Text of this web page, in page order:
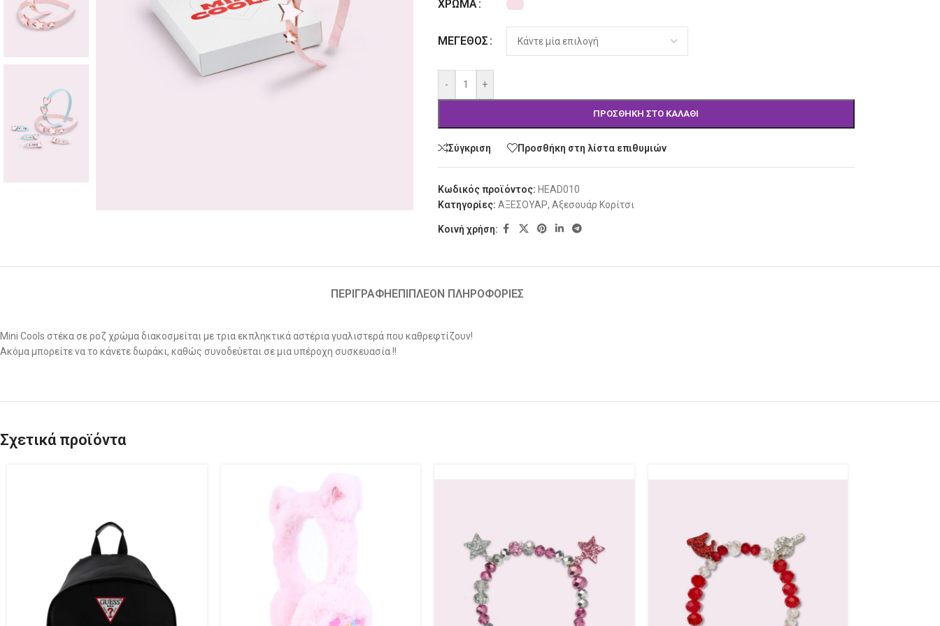
ΧΡΏΜΑ
ΜΈΓΕΘΟΣ
- +
ΠΡΟΣΘΉΚΗ ΣΤΟ ΚΑΛΆΘΙ
Σύγκριση Προσθήκη στη λίστα επιθυμιών
Κωδικός προϊόντος: HEAD010
Κατηγορίες: ΑΞΕΣΟΥΑΡ, Αξεσουάρ Κορίτσι
Κοινή χρήση:
ΠΕΡΙΓΡΑΦΉ ΕΠΙΠΛΈΟΝ ΠΛΗΡΟΦΟΡΊΕΣ
Mini Cools στέκα σε ροζ χρώμα διακοσμείται με τρια εκπληκτικά αστέρια γυαλιστερά που καθρεφτίζουν!
Ακόμα μπορείτε να το κάνετε δωράκι, καθώς συνοδεύεται σε μια υπέροχη συσκευασία !!
Σχετικά προϊόντα